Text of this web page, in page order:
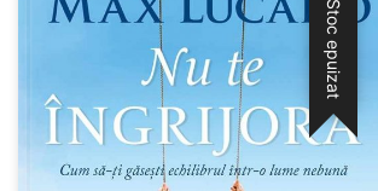
Stoc epuizat